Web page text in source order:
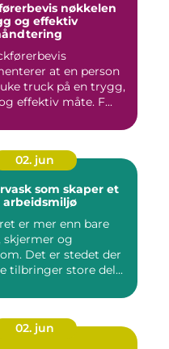
nøkkelen
og effektiv
at en person
truck på en trygg,
effektiv måte. F...
02. jun
som skaper et
arbeidsmiljø
er mer enn bare
skjermer og
Det er stedet der
tilbringer store del...
02. jun